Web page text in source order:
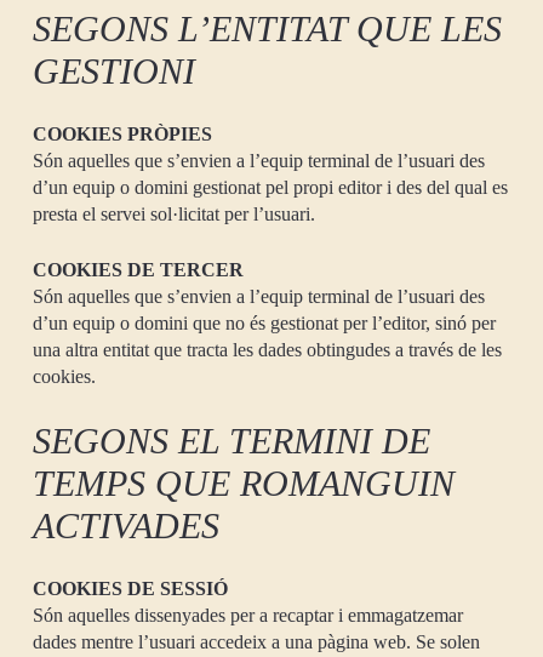
SEGONS L’ENTITAT QUE LES
GESTIONI
COOKIES PRÒPIES
Són aquelles que s’envien a l’equip terminal de l’usuari des
d’un equip o domini gestionat pel propi editor i des del qual es
presta el servei sol·licitat per l’usuari.
COOKIES DE TERCER
Són aquelles que s’envien a l’equip terminal de l’usuari des
d’un equip o domini que no és gestionat per l’editor, sinó per
una altra entitat que tracta les dades obtingudes a través de les
cookies.
SEGONS EL TERMINI DE
TEMPS QUE ROMANGUIN
ACTIVADES
COOKIES DE SESSIÓ
Són aquelles dissenyades per a recaptar i emmagatzemar
dades mentre l’usuari accedeix a una pàgina web. Se solen